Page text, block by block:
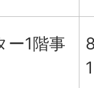
ー1階事